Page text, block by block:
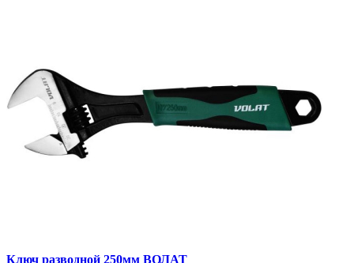
Ключ разводной 250мм ВОЛАТ